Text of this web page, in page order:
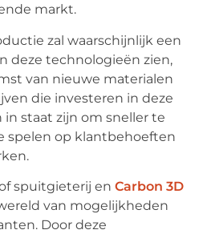
markt.
zal waarschijnlijk een
deze technologieën zien,
van nieuwe materialen
die investeren in deze
staat zijn om sneller te
spelen op klantbehoeften
spuitgieterij en Carbon 3D
van mogelijkheden
Door deze